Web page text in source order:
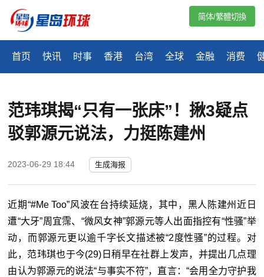
首页 快讯 时事 香港 台湾 全球 金融 消费
简体/繁體切換
​范玮琪揭“只有一张床”！揪3疑点
驳郭源元说法，力挺陈建州
2023-06-29 18:44 生成海报
近期“#Me Too”风波在台持续延烧，其中，黑人陈建州近日
遭“大牙”周宜霈、“微风女神”郭源元等人出面指控有“性骚”举
动，而郭源元更以逾千字长文描述被“2度性骚”的过程。对
此，范玮琪也于今(29)日稍早在社群上发声，并提出几点理
由认为郭源元的说法“与事实不符”，直言：“会用全力守护我